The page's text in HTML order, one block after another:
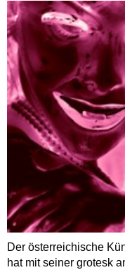
Der österreichische
hat mit seiner grotesk